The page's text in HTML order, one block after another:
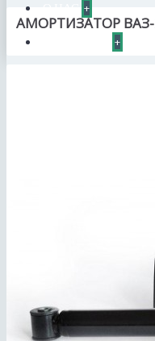
+
+
АМОРТИЗАТОР ВАЗ-